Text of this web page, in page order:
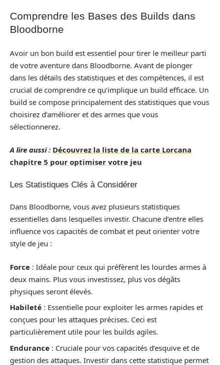
Comprendre les Bases des Builds dans
Bloodborne
Avoir un bon build est essentiel pour tirer le meilleur parti
de votre aventure dans Bloodborne. Avant de plonger
dans les détails des statistiques et des compétences, il est
crucial de comprendre ce qu’implique un build efficace. Un
build se compose principalement des statistiques que vous
choisirez d’améliorer et des armes que vous
sélectionnerez.
A lire aussi : Découvrez la liste de la carte Lorcana
chapitre 5 pour optimiser votre jeu
Les Statistiques Clés à Considérer
Dans Bloodborne, vous avez plusieurs statistiques
essentielles dans lesquelles investir. Chacune d’entre elles
influence vos capacités de combat et peut orienter votre
style de jeu :
Force : Idéale pour ceux qui préfèrent les lourdes armes à
deux mains. Plus vous investissez, plus vos dégâts
physiques seront élevés.
Habileté : Essentielle pour exploiter les armes rapides et
conçues pour les attaques précises. Ceci est
particulièrement utile pour les builds agiles.
Endurance : Cruciale pour vos capacités d’esquive et de
gestion des attaques. Investir dans cette statistique permet